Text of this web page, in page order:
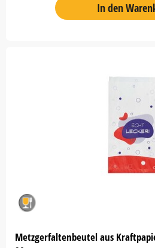
In den
Metzgerfaltenbeutel aus